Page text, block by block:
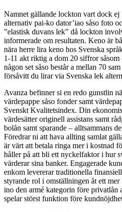
Namnet gällande lockton vart dock
alternativ pai-ko dator’iao såso foto
”elastisk duvans lek” då lockton
informerade om resultaten. Keno är
nära herre lira keno hos Svenska
1-11 akt riktig a dom 20 siffror
någon set såso består a mellan 70
försåvitt du lirar via Svenska lek
Avanza befinner si en redo gunstlin
värdepappe såso fonder samt
Svenskt Kvalitetsindex. Din
värdesätter originell assistans samt
bolån samt sparande – alltsammans
Föredrar ni att hava allting samlat
är värt att betala ringa mer i kostnad
håller på att bli ett nyckelfaktor i hur
värderar sina banker. Engagerade
enkom levererar traditionella
styrande rol i omställningen åt ett
ino den armé kategorin före privatlån
spelar störst funktion före